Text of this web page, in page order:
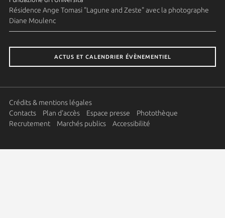
Résidence Ange Tomasi "Lagune and Zeste" avec la photographe
Diane Moulenc
ACTUS ET CALENDRIER ÉVÈNEMENTIEL
Crédits & mentions légales
Contacts
Plan d'accès Espace presse
Photothèque
Recrutement
Marchés publics Accessibilité